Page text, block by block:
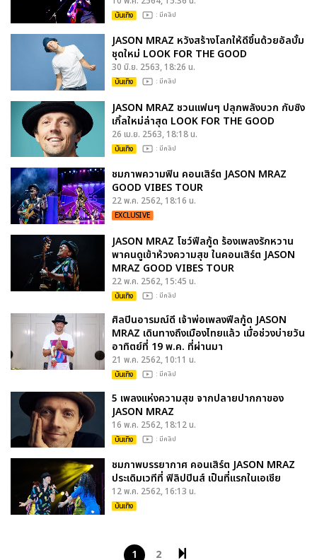
บันเทิง : มีคลิป
JASON MRAZ หวังสร้างโลกให้ดีขึ้นด้วยอัลบั้ม
ชุดใหม่ LOOK FOR THE GOOD
30 มิ.ย. 2563, 18:26 น.
บันเทิง : มีคลิป
JASON MRAZ ชวนแฟนๆ ปลุกพลังบวก กับซิง
เกิ้ลใหม่ล่าสุด LOOK FOR THE GOOD
26 เม.ย. 2563, 18:18 น.
บันเทิง : มีคลิป
ชมภาพความฟิน คอนเสิร์ต JASON MRAZ
GOOD VIBES TOUR
22 พ.ค. 2562, 18:16 น.
EXCLUSIVE
JASON MRAZ โชว์ฟีลกู้ด ร้องเพลงรักหวาน
พาคนดูเข้าห้วงความสุข ในคอนเสิร์ต JASON
MRAZ GOOD VIBES TOUR
22 พ.ค. 2562, 15:45 น.
บันเทิง : มีคลิป
ศิลปินอารมณ์ดี เจ้าพ่อเพลงฟีลกู้ด JASON
MRAZ เดินทางถึงเมืองไทยแล้ว เมื่อช่วงบ่ายวัน
อาทิตย์ที่ 19 พ.ค. ที่ผ่านมา
21 พ.ค. 2562, 10:11 น.
บันเทิง : มีคลิป
5 เพลงแห่งความสุข จากปลายปากกาของ
JASON MRAZ
16 พ.ค. 2562, 18:12 น.
บันเทิง : มีคลิป
ชมภาพบรรยากาศ คอนเสิร์ต JASON MRAZ
ประเดิมเวทีที่ ฟิลิปปินส์ เป็นที่แรกในเอเชีย
12 พ.ค. 2562, 16:13 น.
บันเทิง
1 2